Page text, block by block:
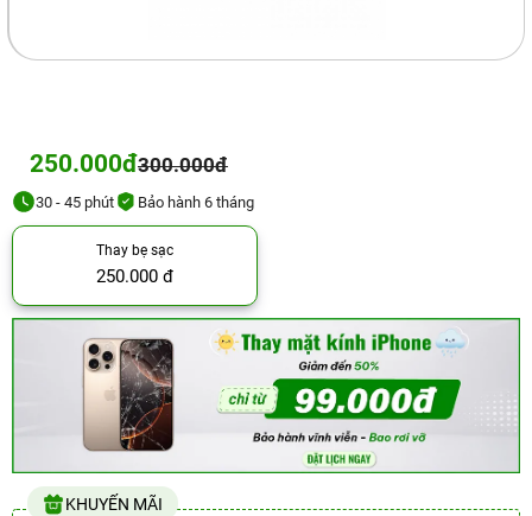
250.000đ300.000đ
30 - 45 phút Bảo hành 6 tháng
Thay bẹ sạc
250.000 đ
KHUYẾN MÃI